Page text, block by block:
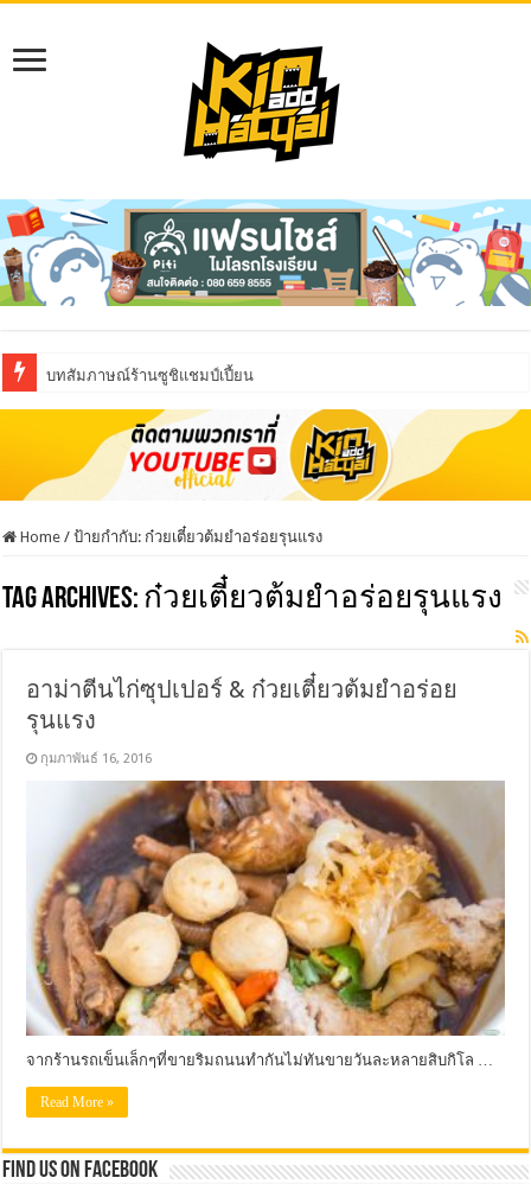
บทสัมภาษณ์ร้านซูชิแชมป์เปี้ยน
Home / ป้ายกำกับ: ก๋วยเตี๋ยวต้มยำอร่อยรุนแรง
Tag Archives: ก๋วยเตี๋ยวต้มยำอร่อยรุนแรง
อาม่าตีนไก่ซุปเปอร์ & ก๋วยเตี๋ยวต้มยำอร่อย
รุนแรง
กุมภาพันธ์ 16, 2016
จากร้านรถเข็นเล็กๆที่ขายริมถนนทำกันไม่ทันขายวันละหลายสิบกิโล …
Read More »
Find us on Facebook